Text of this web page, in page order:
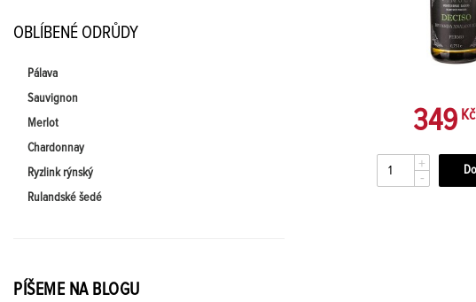
OBLÍBENÉ ODRŮDY
Pálava
Sauvignon
Merlot
Chardonnay
Ryzlink rýnský
Rulandské šedé
PÍŠEME NA BLOGU
349Kč
+
-